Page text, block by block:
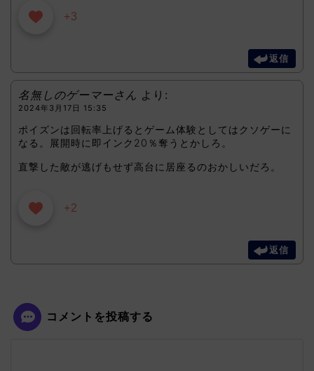
+3
返信
名無しのゲーマーさん より:
2024年3月17日 15:35
ポイズンは回転率上げるとゲーム体験としてはクソゲーに
なる。展開時に即インク20％奪うとかしろ。
直撃した敵が逃げもせず高台に居座るのおかしいだろ。
+2
返信
コメントを投稿する